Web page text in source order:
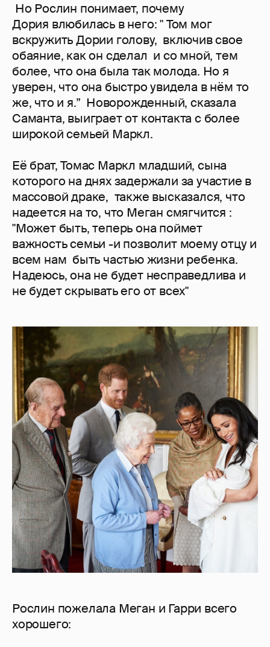
Но Роcлин понимает, почему
Дория влюбилась в него: " Том мог
вскружить Дории голову, включив свое
обаяние, как он сделал и со мной, тем
более, что она была так молода. Но я
уверен, что она быстро увидела в нём то
же, что и я.” Новорожденный, сказала
Саманта, выиграет от контакта с более
широкой семьей Маркл.
Её брат, Томас Маркл младший, сына
которого на днях задержали за участие в
массовой драке, также высказался, что
надеется на то, что Меган смягчится :
"Может быть, теперь она поймет
важность семьи -и позволит моему отцу и
всем нам быть частью жизни ребенка.
Надеюсь, она не будет несправедлива и
не будет скрывать его от всех"
Рослин пожелала Меган и Гарри всего
хорошего: